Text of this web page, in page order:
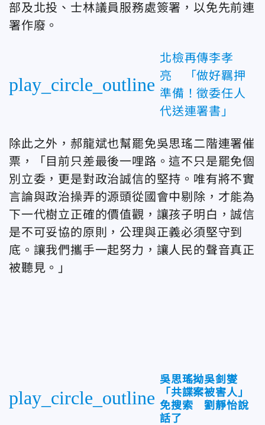
部及北投、士林議員服務處簽署，以免先前連
署作廢。
play_circle_outline
北檢再傳李孝
亮 「做好羈押
準備！徵委任人
代送連署書」
除此之外，郝龍斌也幫罷免吳思瑤二階連署催
票，「目前只差最後一哩路。這不只是罷免個
別立委，更是對政治誠信的堅持。唯有將不實
言論與政治操弄的源頭從國會中剔除，才能為
下一代樹立正確的價值觀，讓孩子明白，誠信
是不可妥協的原則，公理與正義必須堅守到
底。讓我們攜手一起努力，讓人民的聲音真正
被聽見。」
play_circle_outline
吳思瑤拗吳釗燮
「共諜案被害人」
免搜索 劉靜怡說
話了